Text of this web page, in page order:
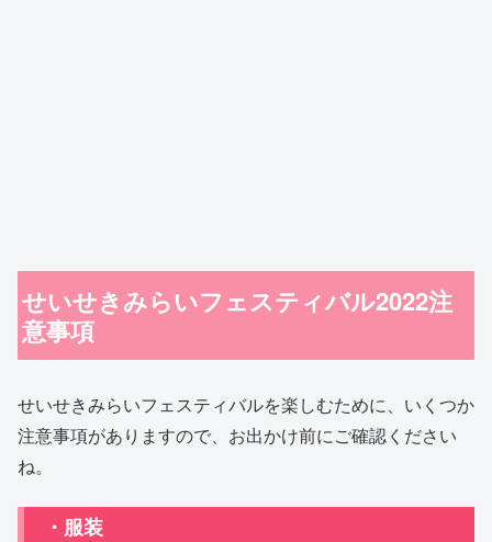
せいせきみらいフェスティバル2022注
意事項
せいせきみらいフェスティバルを楽しむために、いくつか
注意事項がありますので、お出かけ前にご確認ください
ね。
・服装